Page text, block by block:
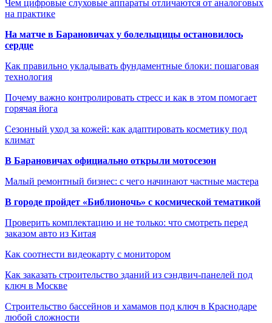
Чем цифровые слуховые аппараты отличаются от аналоговых
на практике
На матче в Барановичах у болельщицы остановилось
сердце
Как правильно укладывать фундаментные блоки: пошаговая
технология
Почему важно контролировать стресс и как в этом помогает
горячая йога
Сезонный уход за кожей: как адаптировать косметику под
климат
В Барановичах официально открыли мотосезон
Малый ремонтный бизнес: с чего начинают частные мастера
В городе пройдет «Библионочь» с космической тематикой
Проверить комплектацию и не только: что смотреть перед
заказом авто из Китая
Как соотнести видеокарту с монитором
Как заказать строительство зданий из сэндвич-панелей под
ключ в Москве
Строительство бассейнов и хамамов под ключ в Краснодаре
любой сложности